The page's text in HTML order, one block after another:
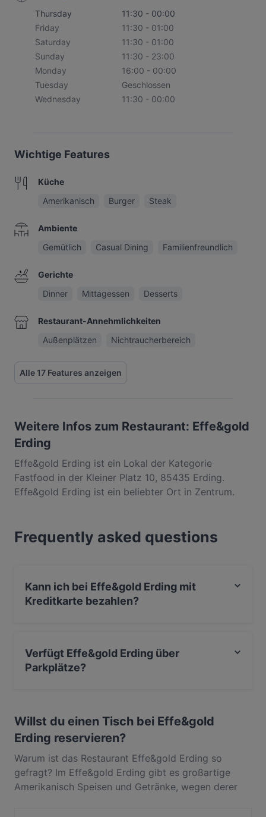
Thursday
11:30 - 00:00
Friday
11:30 - 01:00
Saturday
11:30 - 01:00
Sunday
11:30 - 23:00
Monday
16:00 - 00:00
Tuesday
Geschlossen
Wednesday
11:30 - 00:00
Wichtige Features
Küche
Amerikanisch
Burger Steak
Ambiente
Gemütlich
Casual Dining Familienfreundlich
Gerichte
Dinner
Mittagessen Desserts
Restaurant-Annehmlichkeiten
Außenplätzen
Nichtraucherbereich
Alle 17 Features anzeigen
Weitere Infos zum Restaurant: Effe&gold
Erding
Effe&gold Erding ist ein Lokal der Kategorie
Fastfood in der Kleiner Platz 10, 85435 Erding.
Effe&gold Erding ist ein beliebter Ort in Zentrum.
Feinschmeckererlebnis bist, entdecke die Gerichte
im Effe&gold Erding und erlebe authentische
Frequently asked questions
Kann ich bei Effe&gold Erding mit
Kreditkarte bezahlen?
Verfügt Effe&gold Erding über
Parkplätze?
Willst du einen Tisch bei Effe&gold
Erding reservieren?
Warum ist das Restaurant Effe&gold Erding so
gefragt? Im Effe&gold Erding gibt es großartige
Amerikanisch Speisen und Getränke, wegen derer